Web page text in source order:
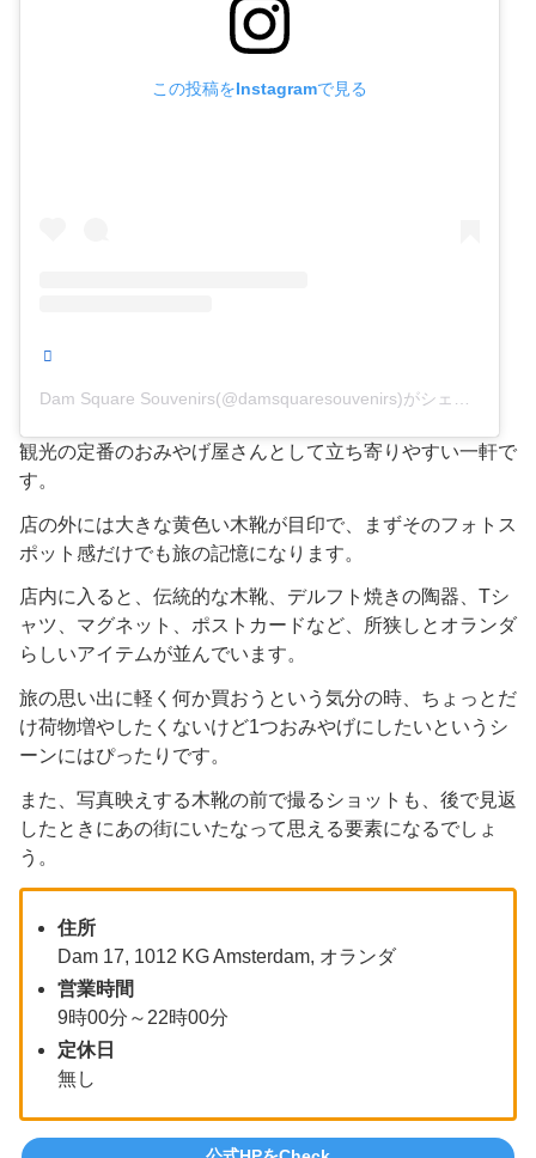
この投稿をInstagramで見る
観光の定番のおみやげ屋さんとして立ち寄りやすい一軒で
す。
店の外には大きな黄色い木靴が目印で、まずそのフォトス
ポット感だけでも旅の記憶になります。
店内に入ると、伝統的な木靴、デルフト焼きの陶器、Tシ
ャツ、マグネット、ポストカードなど、所狭しとオランダ
らしいアイテムが並んでいます。
旅の思い出に軽く何か買おうという気分の時、ちょっとだ
け荷物増やしたくないけど1つおみやげにしたいというシ
ーンにはぴったりです。
また、写真映えする木靴の前で撮るショットも、後で見返
したときにあの街にいたなって思える要素になるでしょ
う。
住所
Dam 17, 1012 KG Amsterdam, オランダ
営業時間
9時00分～22時00分
定休日
無し